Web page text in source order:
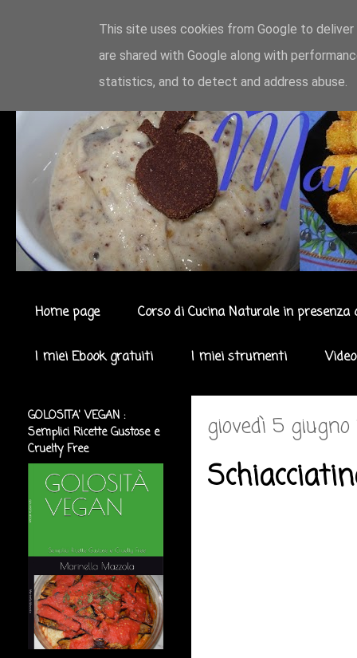
Home page Corso di Cucina Naturale in presenza
I miei Ebook gratuiti I miei strumenti
giovedì 5 giugno
GOLOSITA' VEGAN :
Semplici Ricette Gustose e
Cruelty Free
This site uses cookies from Google to
are shared with Google along with
statistics, and to detect and address abuse.